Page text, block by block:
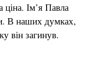
Ім’я Павла
В наших думках,
він загинув.